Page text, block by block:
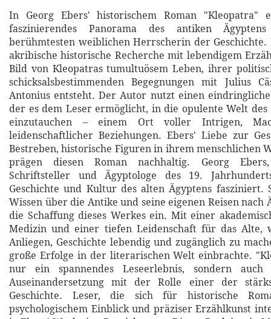
In Georg Ebers' historischem Roman "Kleopatra"
faszinierendes Panorama des antiken
berühmtesten weiblichen Herrscherin der
akribische historische Recherche mit lebendigem
Bild von Kleopatras tumultuösem Leben, ihrer
schicksalsbestimmenden Begegnungen mit Julius
Antonius entsteht. Der Autor nutzt einen
der es dem Leser ermöglicht, in die opulente Welt des
einzutauchen – einem Ort voller Intrigen,
leidenschaftlicher Beziehungen. Ebers' Liebe zur
Bestreben, historische Figuren in ihrem menschlichen
prägen diesen Roman nachhaltig. Georg
Schriftsteller und Ägyptologe des 19.
Geschichte und Kultur des alten Ägyptens fasziniert.
Wissen über die Antike und seine eigenen Reisen nach
die Schaffung dieses Werkes ein. Mit einer
Medizin und einer tiefen Leidenschaft für das Alte,
Anliegen, Geschichte lebendig und zugänglich zu
große Erfolge in der literarischen Welt einbrachte.
nur ein spannendes Leseerlebnis, sondern auch
Auseinandersetzung mit der Rolle einer der
Geschichte. Leser, die sich für historische
psychologischem Einblick und präziser Erzählkunst